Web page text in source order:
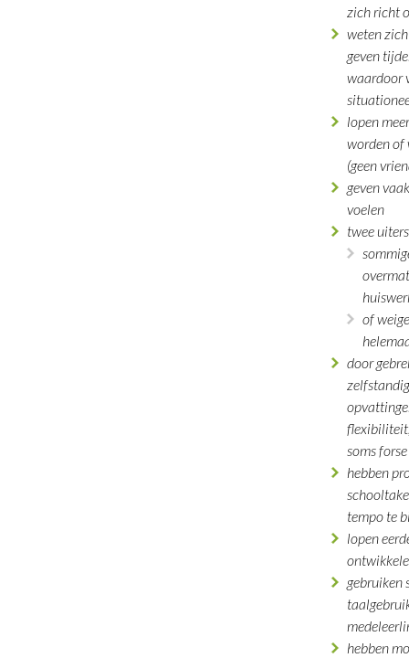
zich richt
weten
geven
waardoor
lopen
worden of
(geen
geven
voelen
twee
of
door
soms
hebben
tempo te
lopen
gebruiken
hebben